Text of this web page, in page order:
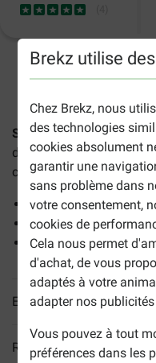
Brekz utilise
Chez Brekz, nous
des technologies
cookies absolument
garantir une
sans problème dans
votre consentement,
cookies de
Cela nous permet
d'achat, de vous
adaptés à votre
adapter nos
Vous pouvez à tout
préférences dans les
Schesir thon avec aloés
délicieuse pâtée en
chat adulte, composée
Goût délicieux, pour
Sans additifs
L'aloès contribue à la
En savoir plus
Reviews